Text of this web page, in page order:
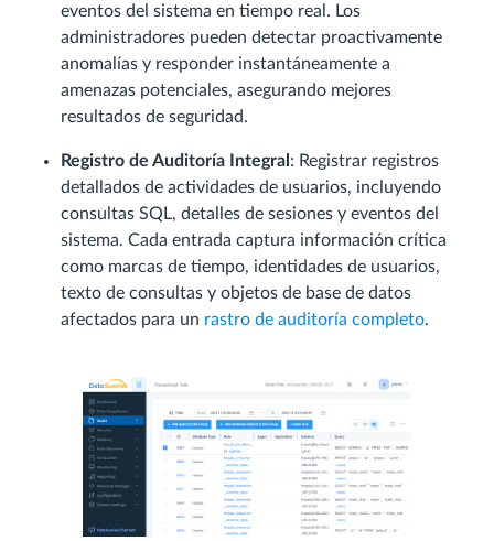
eventos del sistema en tiempo real. Los
administradores pueden detectar proactivamente
anomalías y responder instantáneamente a
amenazas potenciales, asegurando mejores
resultados de seguridad.
Registro de Auditoría Integral : Registrar registros
detallados de actividades de usuarios, incluyendo
consultas SQL, detalles de sesiones y eventos del
sistema. Cada entrada captura información crítica
como marcas de tiempo, identidades de usuarios,
texto de consultas y objetos de base de datos
afectados para un rastro de auditoría completo.